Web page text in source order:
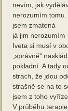
nevím, jak
nerozumím tomu.
jsem zmatená
já jim nerozumím
Iveta si musí v
„správně“
pokladní. A tady
strach, že jdou
strašně se na to
jsem z toho
V průběhu